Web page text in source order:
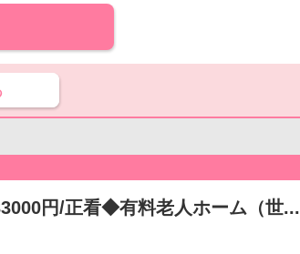
円/正看◆有料老人ホーム（世...